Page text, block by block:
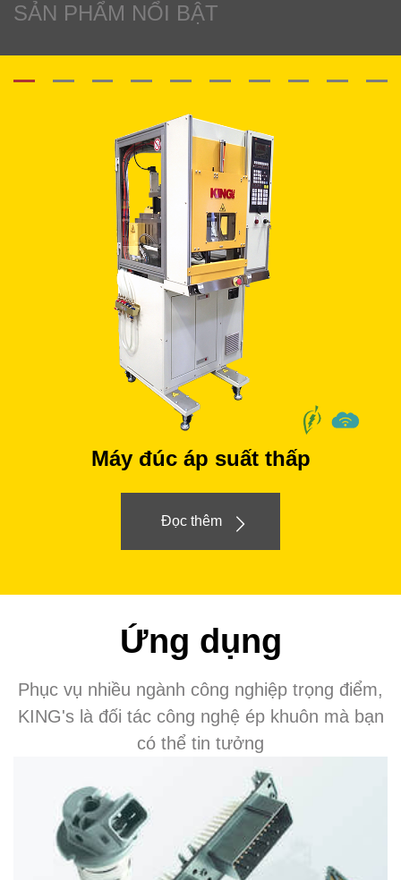
SẢN PHẨM NỔI BẬT
Máy đúc áp suất thấp
Đọc thêm
Ứng dụng
Phục vụ nhiều ngành công nghiệp trọng điểm,
KING's là đối tác công nghệ ép khuôn mà bạn
có thể tin tưởng